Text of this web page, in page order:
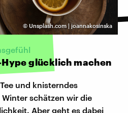
© Unsplash.com | joannakosinska
glücklich machen
und knisterndes
schätzen wir die
Aber geht es dabei